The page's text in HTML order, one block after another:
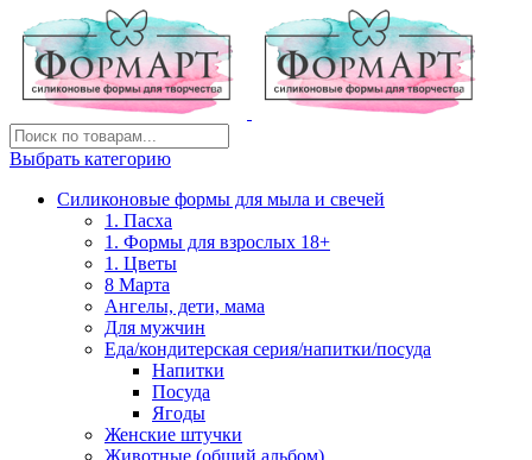
Выбрать категорию
Силиконовые формы для мыла и свечей
1. Пасха
1. Формы для взрослых 18+
1. Цветы
8 Марта
Ангелы, дети, мама
Для мужчин
Еда/кондитерская серия/напитки/посуда
Напитки
Посуда
Ягоды
Женские штучки
Животные (общий альбом)